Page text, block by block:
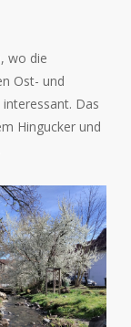
wo die
Ost- und
Das
Hingucker und